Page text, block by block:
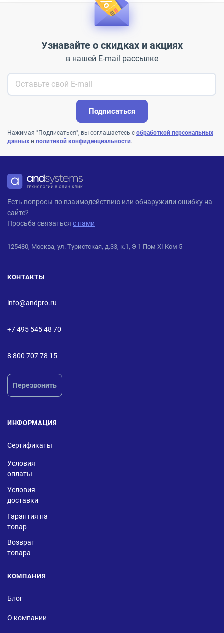
Узнавайте о скидках и акциях
в нашей E-mail рассылке
Подписаться
Нажимая "Подписаться", вы соглашаетесь с обработкой персональных
данных и политикой конфиденциальности.
ANDPRO
Есть вопросы по взаимодействию или обнаружили ошибку на
сайте?
Просьба связаться с нами
125480, Москва, ул. Туристская, д.33, к.1, Э 1 Пом XI Ком 5
КОНТАКТЫ
info@andpro.ru
+7 495 545 48 70
8 800 707 78 15
Перезвонить
ИНФОРМАЦИЯ
Сертификаты
Условия
оплаты
Условия
доставки
Гарантия на
товар
Возврат
товара
КОМПАНИЯ
Блог
О компании